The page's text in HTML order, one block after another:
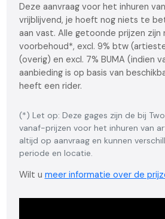
Deze aanvraag voor het inhuren van
vrijblijvend, je hoeft nog niets te
aan vast. Alle getoonde prijzen zijn
voorbehoud*, excl. 9% btw
(overig) en excl. 7% BUMA (indien
aanbieding is op basis van
heeft een rider.
(*) Let op: Deze gages zijn de bij
vanaf-prijzen voor het inhuren van
altijd op aanvraag en kunnen
periode en locatie.
Wilt u meer informatie over de